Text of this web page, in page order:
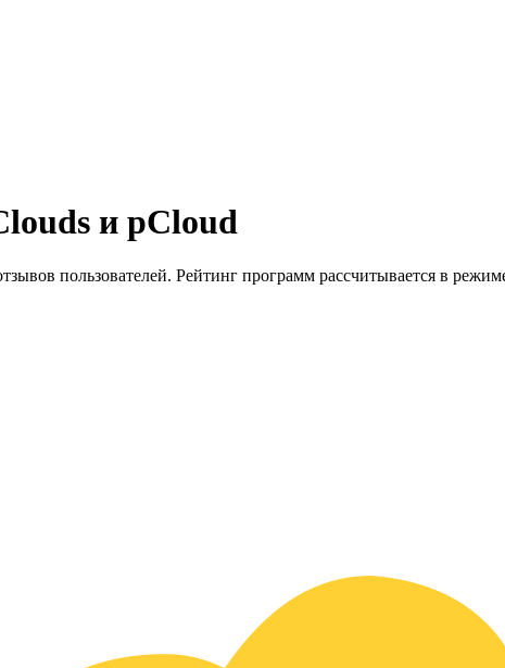
и pCloud
пользователей. Рейтинг программ рассчитывается в